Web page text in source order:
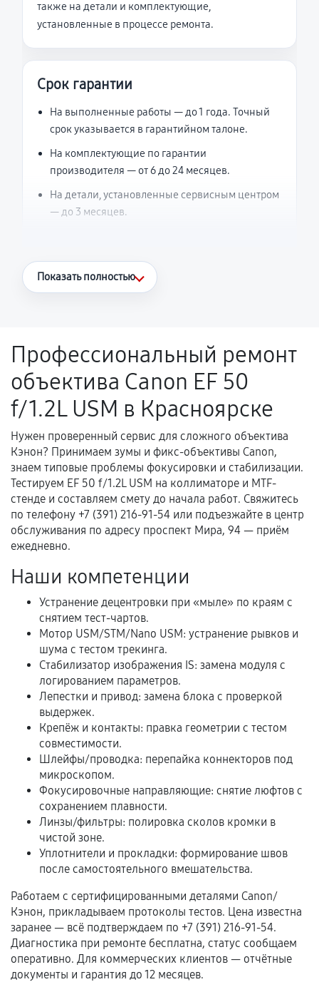
также на детали и комплектующие,
установленные в процессе ремонта.
Срок гарантии
На выполненные работы — до 1 года. Точный
срок указывается в гарантийном талоне.
На комплектующие по гарантии
производителя — от 6 до 24 месяцев.
На детали, установленные сервисным центром
— до 3 месяцев.
Что считается гарантийным случаем
Поломка установленной детали при
нормальной эксплуатации в течение
гарантийного срока.
Несоответствие комплектующей заявленным
техническим характеристикам.
Документы для подтверждения
гарантии
Гарантийный талон.
услуг и сроком гарантии.
Документы на установленные комплектующие
и кассовый чек.
Расширенная гарантия
В некоторых случаях возможно оформление
расширенной гарантии. Стоимость, сроки и
условия продления согласовываются отдельно и
фиксируются в документах.
Когда гарантия не действует
Нарушение правил эксплуатации,
механические повреждения, попадание влаги,
Самостоятельный ремонт или вмешательство
третьих лиц.
Естественный износ деталей, если иное не
предусмотрено отдельно.
Показать полностью
Профессиональный ремонт
объектива Canon EF 50
f/1.2L USM в Красноярске
Нужен проверенный сервис для сложного объектива
Кэнон? Принимаем зумы и фикс-объективы Canon,
знаем типовые проблемы фокусировки и стабилизации.
Тестируем EF 50 f/1.2L USM на коллиматоре и MTF-
стенде и составляем смету до начала работ. Свяжитесь
по телефону +7 (391) 216-91-54 или подъезжайте в центр
обслуживания по адресу проспект Мира, 94 — приём
ежедневно.
Наши компетенции
Устранение децентровки при «мыле» по краям с
снятием тест-чартов.
Мотор USM/STM/Nano USM: устранение рывков и
шума с тестом трекинга.
Стабилизатор изображения IS: замена модуля с
логированием параметров.
Лепестки и привод: замена блока с проверкой
выдержек.
Крепёж и контакты: правка геометрии с тестом
совместимости.
Шлейфы/проводка: перепайка коннекторов под
микроскопом.
Фокусировочные направляющие: снятие люфтов с
сохранением плавности.
Линзы/фильтры: полировка сколов кромки в
чистой зоне.
Уплотнители и прокладки: формирование швов
после самостоятельного вмешательства.
Работаем с сертифицированными деталями Canon/
Кэнон, прикладываем протоколы тестов. Цена известна
заранее — всё подтверждаем по +7 (391) 216-91-54.
Диагностика при ремонте бесплатна, статус сообщаем
оперативно. Для коммерческих клиентов — отчётные
документы и гарантия до 12 месяцев.